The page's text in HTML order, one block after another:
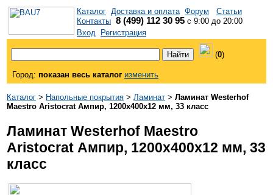
Каталог Доставка и оплата Форум
Статьи
Контакты 8 (499) 112 30 95 с 9:00 до 20:00
Вход
Регистрация
(0)
Город: показан весь каталог изменить
Каталог > Напольные покрытия > Ламинат > Ламинат Westerhof
Maestro Aristocrat Ампир, 1200х400х12 мм, 33 класс
Ламинат Westerhof Maestro
Aristocrat Ампир, 1200х400х12 мм, 33
класс